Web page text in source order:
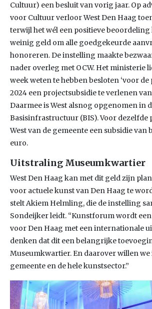
Cultuur) een besluit van vorig jaar. Op
voor Cultuur verloor West Den Haag
terwijl het wél een positieve beoordeling
weinig geld om alle goedgekeurde
honoreren. De instelling maakte
nader overleg met OCW. Het ministerie
week weten te hebben besloten ‘voor de
2024 een projectsubsidie te verlenen van
Daarmee is West alsnog opgenomen in
Basisinfrastructuur (BIS). Voor
West van de gemeente een subsidie van
euro.
Uitstraling Museumkwartier
West Den Haag kan met dit geld zijn
voor actuele kunst van Den Haag te
stelt Akiem Helmling, die de instelling
Sondeijker leidt. “Kunstforum wordt
voor Den Haag met een internationale
denken dat dit een belangrijke
Museumkwartier. En daarover willen
gemeente en de hele kunstsector.”